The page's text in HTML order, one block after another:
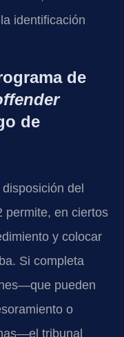
identificación
de
de
del
permite, en ciertos
y colocar
Si completa
pueden
o
tribunal